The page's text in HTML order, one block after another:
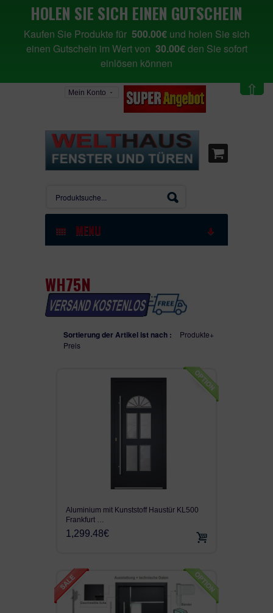
HOLEN SIE SICH EINEN GUTSCHEIN
Kaufen Sie Produkte für 500.00€und holen Sie sich
einen Gutschein im Wert von 30.00€den Sie sofort
einlösen können
⇧
Mein Konto
MENU
WH75N
FENSTER
TERRASSENTÜR
WH75N
Sortierung der Artikel ist nach :
Produkte+
Preis
Aluminium mit Kunststoff Haustür KL500
Frankfurt …
1,299.48€